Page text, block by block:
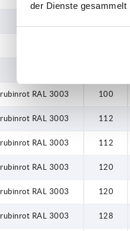
der Dienste gesammelt
rubinrot RAL 3003 100
rubinrot RAL 3003 112
rubinrot RAL 3003 112
rubinrot RAL 3003 120
rubinrot RAL 3003 120
rubinrot RAL 3003 128